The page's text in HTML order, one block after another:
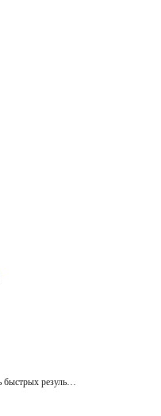
Замедлить шаг, избегать конфликтов и не ждать быстрых результатов: чего ждать от июня